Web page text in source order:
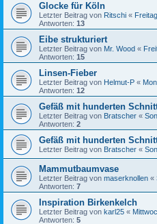
Glocke für Köln
Letzter Beitrag von Ritschi «
Antworten: 13
Eibe strukturiert
Letzter Beitrag von Mr. Wood «
Antworten: 15
Linsen-Fieber
Letzter Beitrag von Helmut-P «
Antworten: 12
Gefäß mit hunderten
Letzter Beitrag von Bratscher «
Antworten: 2
Gefäß mit hunderten
Letzter Beitrag von Bratscher «
Mammutbaumvase
Letzter Beitrag von maserknollen «
Antworten: 7
Inspiration Birkenkelch
Letzter Beitrag von karl25 «
Antworten: 5